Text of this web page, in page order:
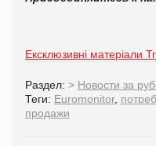
Ексклюзивні матеріали
Раздел: > Новости за
Теги: Euromonitor,
продажи